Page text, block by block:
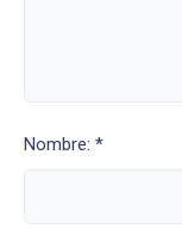
Nombre: *